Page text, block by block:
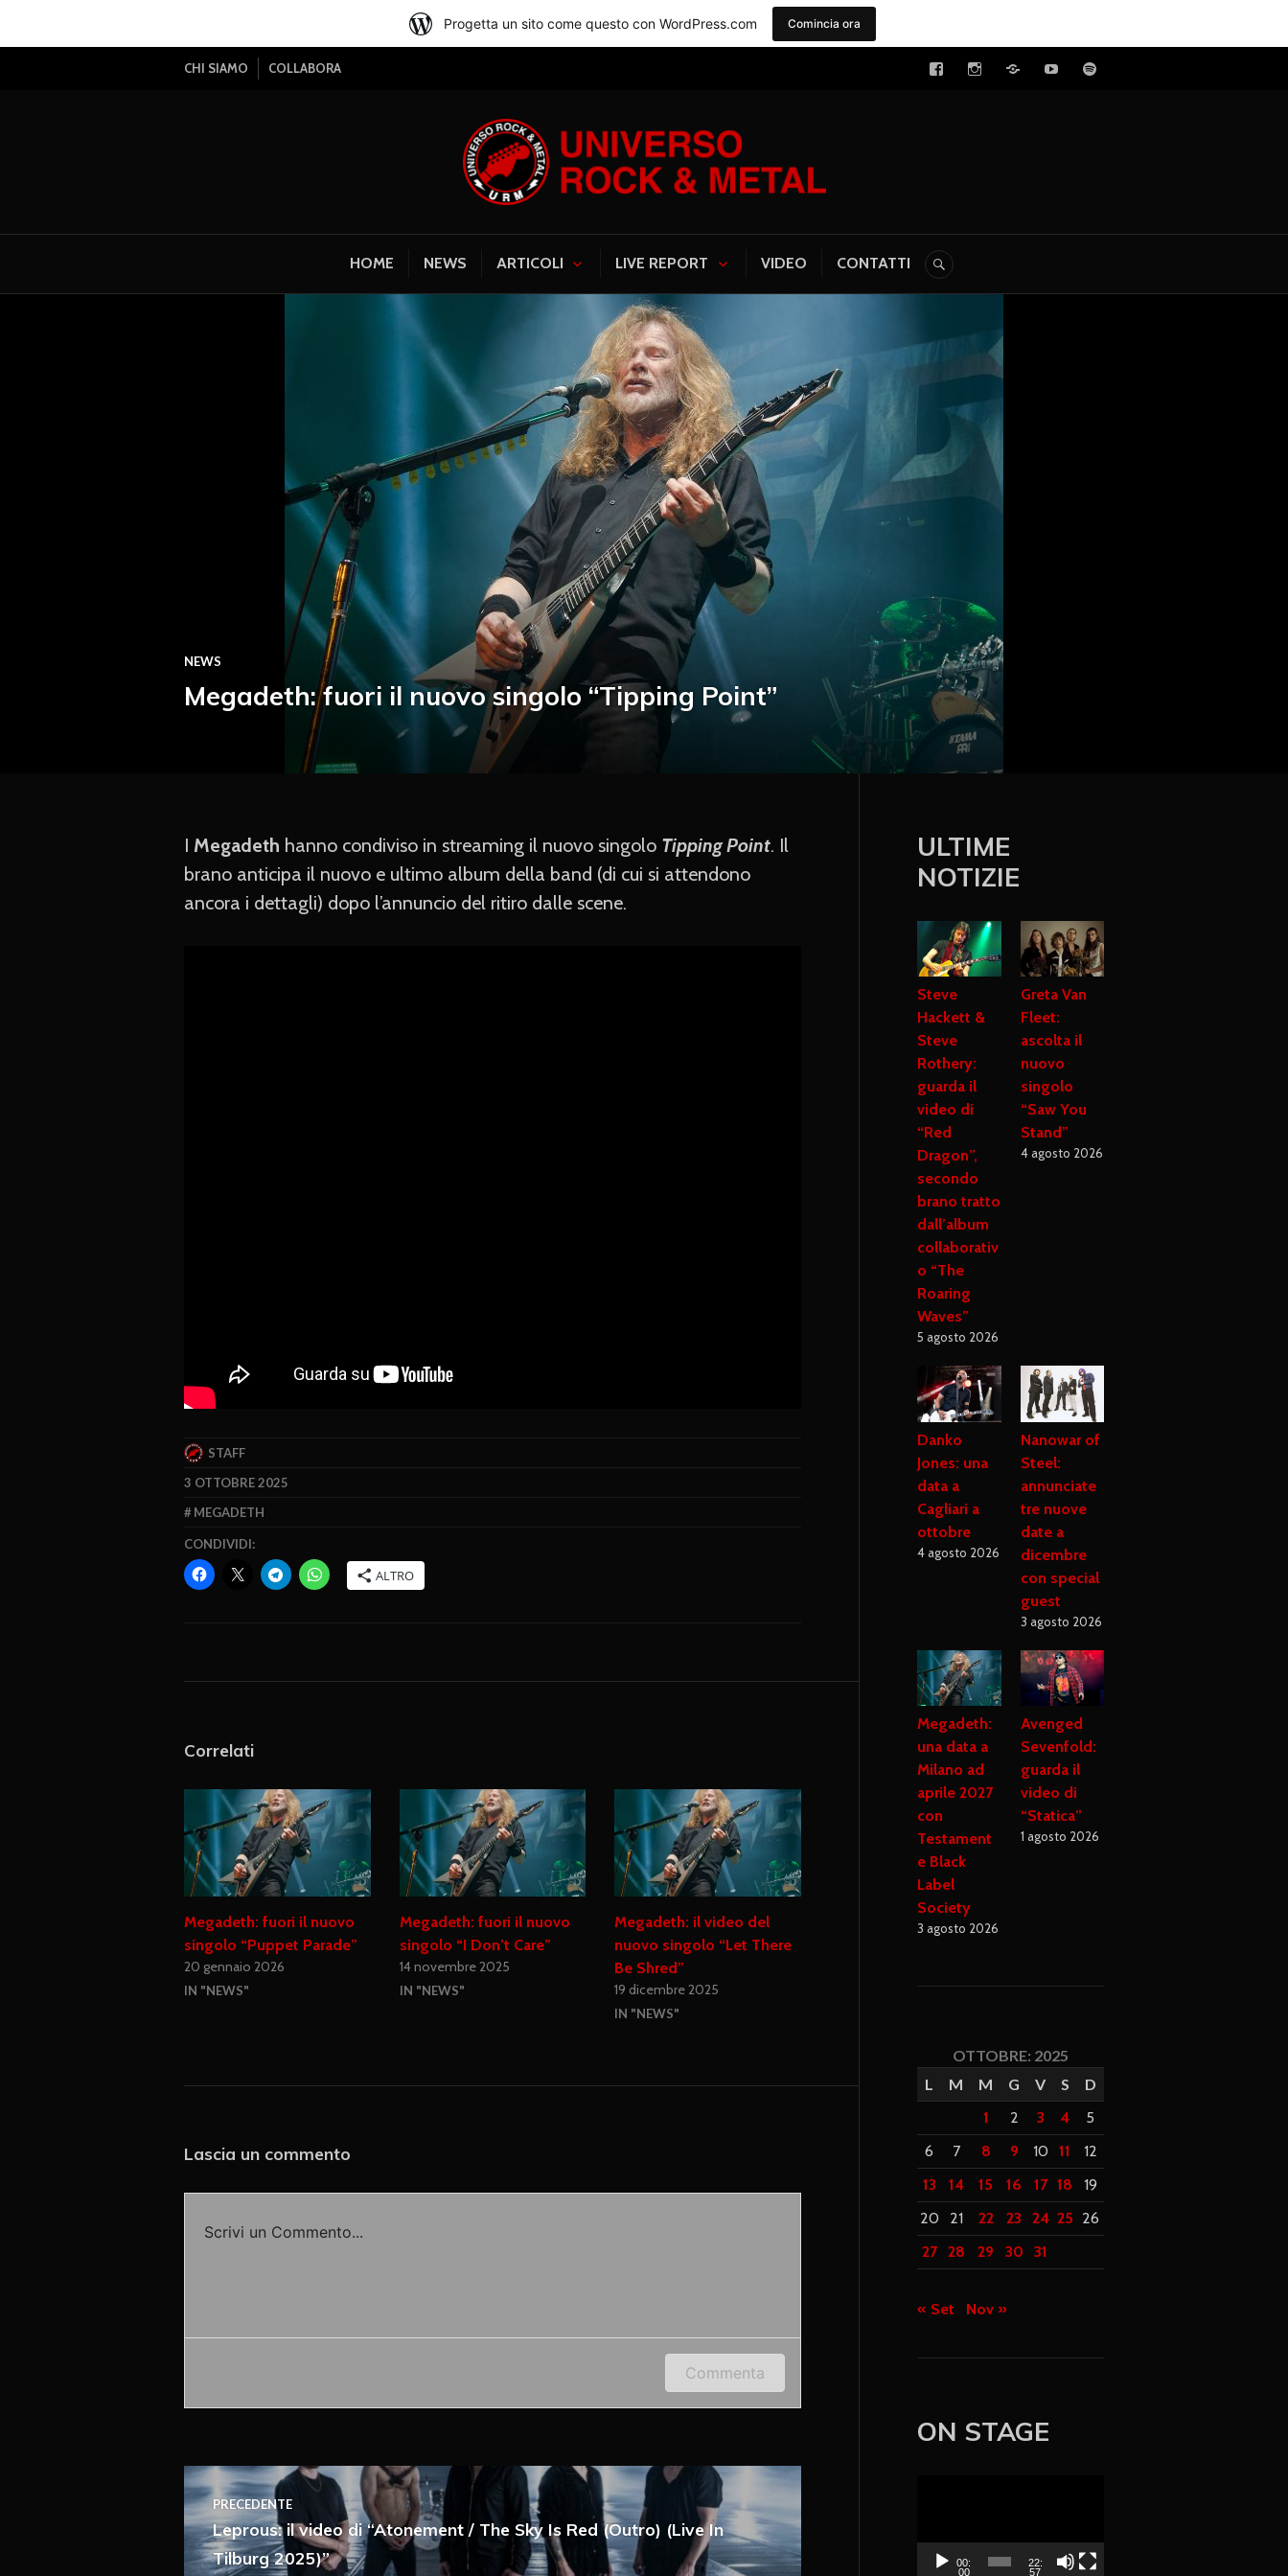
CHI SIAMO COLLABORA
Universo Rock & Metal
HOME NEWS ARTICOLI LIVE REPORT VIDEO CONTATTI
NEWS
Megadeth: fuori il nuovo singolo “Tipping Point”
I Megadeth hanno condiviso in streaming il nuovo singolo Tipping Point. Il
brano anticipa il nuovo e ultimo album della band (di cui si attendono
ancora i dettagli) dopo l’annuncio del ritiro dalle scene.
STAFF
3 OTTOBRE 2025
MEGADETH
CONDIVIDI:
ALTRO
Correlati
Megadeth: fuori il nuovo
singolo “Puppet Parade”
20 gennaio 2026
IN "NEWS"
Megadeth: fuori il nuovo
singolo “I Don’t Care”
14 novembre 2025
IN "NEWS"
Megadeth: il video del
nuovo singolo “Let There
Be Shred”
19 dicembre 2025
IN "NEWS"
Lascia un commento
Scrivi un Commento...
Accedi o fornisci il tuo nome o indirizzo e-mail per lasciare un commento.
Commenta
PRECEDENTE
Leprous: il video di “Atonement / The Sky Is Red (Outro) (Live In
Tilburg 2025)”
ULTIME
NOTIZIE
Steve
Hackett &
Steve
Rothery:
guarda il
video di
“Red
Dragon”,
secondo
brano tratto
dall’album
collaborativ
o “The
Roaring
Waves”
5 agosto 2026
Greta Van
Fleet:
ascolta il
nuovo
singolo
“Saw You
Stand”
4 agosto 2026
Danko
Jones: una
data a
Cagliari a
ottobre
4 agosto 2026
Nanowar of
Steel:
annunciate
tre nuove
date a
dicembre
con special
guest
3 agosto 2026
Megadeth:
una data a
Milano ad
aprile 2027
con
Testament
e Black
Label
Society
3 agosto 2026
Avenged
Sevenfold:
guarda il
video di
“Statica”
1 agosto 2026
OTTOBRE: 2025
L
M M G V S
D
1
2 3 4
5
6
7 8 9 10 11
12
13
14 15 16 17 18
19
20
21 22 23 24 25 26
27
28 29 30 31
« Set Nov »
ON STAGE
00:
00
22:
57
Progetta un sito come questo con WordPress.com Comincia ora